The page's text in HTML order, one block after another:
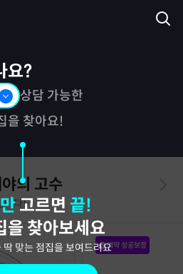
요?
상담 가능한
을 찾아요!
고르면 끝!
을 찾아보세요
딱 맞는 점집을 보여드려요
의 고수
니다!
예약 성공보장